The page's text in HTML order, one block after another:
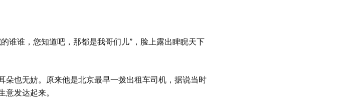
谁谁，您知道吧，那都是我哥们儿”，脸上露出睥睨天下
朵也无妨。原来他是北京最早一拨出租车司机，据说当时
发达起来。